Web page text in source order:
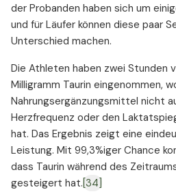
der Probanden haben sich um
und für Läufer können diese paar
Unterschied machen.
Die Athleten haben zwei Stunden
Milligramm Taurin eingenommen,
Nahrungsergänzungsmittel nicht
Herzfrequenz oder den
hat. Das Ergebnis zeigt eine
Leistung. Mit 99,3%iger Chance
dass Taurin während des
gesteigert hat. [34]